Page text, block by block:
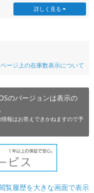
詳しく見る
ージ上の在庫数表示について
のバージョンは表示の
報はお答えできかねますので予
覧履歴を大きな画面で表示
円